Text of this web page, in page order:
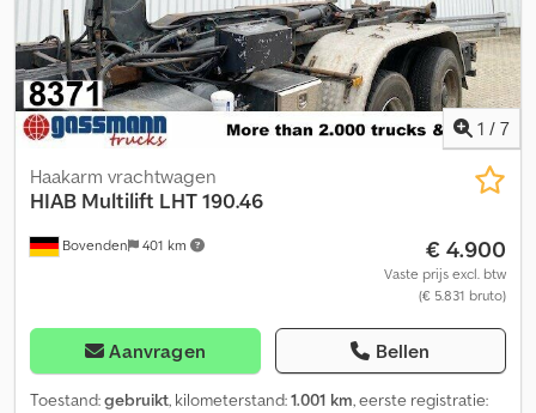
1 / 7
Bovenden 401 km
Haakarm vrachtwagen
HIAB Multilift LHT 190.46
€ 4.900
Vaste prijs excl. btw
(€ 5.831 bruto)
Aanvragen Bellen
Toestand:gebruikt, kilometerstand:1.001 km, eerste registratie: